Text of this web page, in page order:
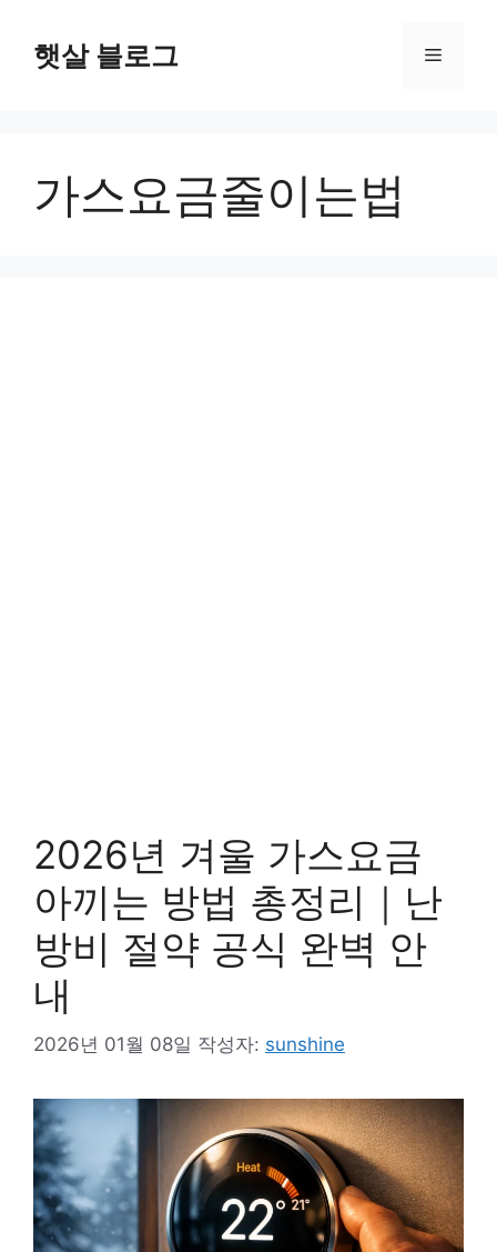
햇살 블로그 메
가스요금줄이는법
2026년 겨울 가스요금
아끼는 방법 총정리｜난
방비 절약 공식 완벽 안
내
2026년 01월 08일 작성자: sunshine